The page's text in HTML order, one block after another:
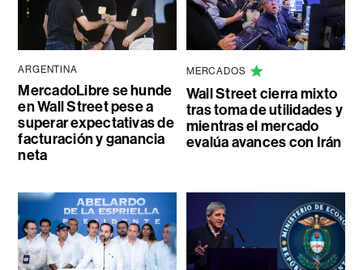
ARGENTINA
MercadoLibre se hunde
en Wall Street pese a
superar expectativas de
facturación y ganancia
neta
MERCADOS
Wall Street cierra mixto
tras toma de utilidades y
mientras el mercado
evalúa avances con Irán